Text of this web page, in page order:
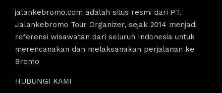
jalankebromo.com adalah situs resmi dari PT.
Jalankebromo Tour Organizer, sejak 2014 menjadi
referensi wisawatan dari seluruh Indonesia untuk
merencanakan dan melaksanakan perjalanan ke
Bromo
HUBUNGI KAMI